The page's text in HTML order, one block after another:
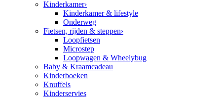
Kinderkamer›
Kinderkamer & lifestyle
Onderweg
Fietsen, rijden & steppen›
Loopfietsen
Microstep
Loopwagen & Wheelybug
Baby & Kraamcadeau
Kinderboeken
Knuffels
Kinderservies